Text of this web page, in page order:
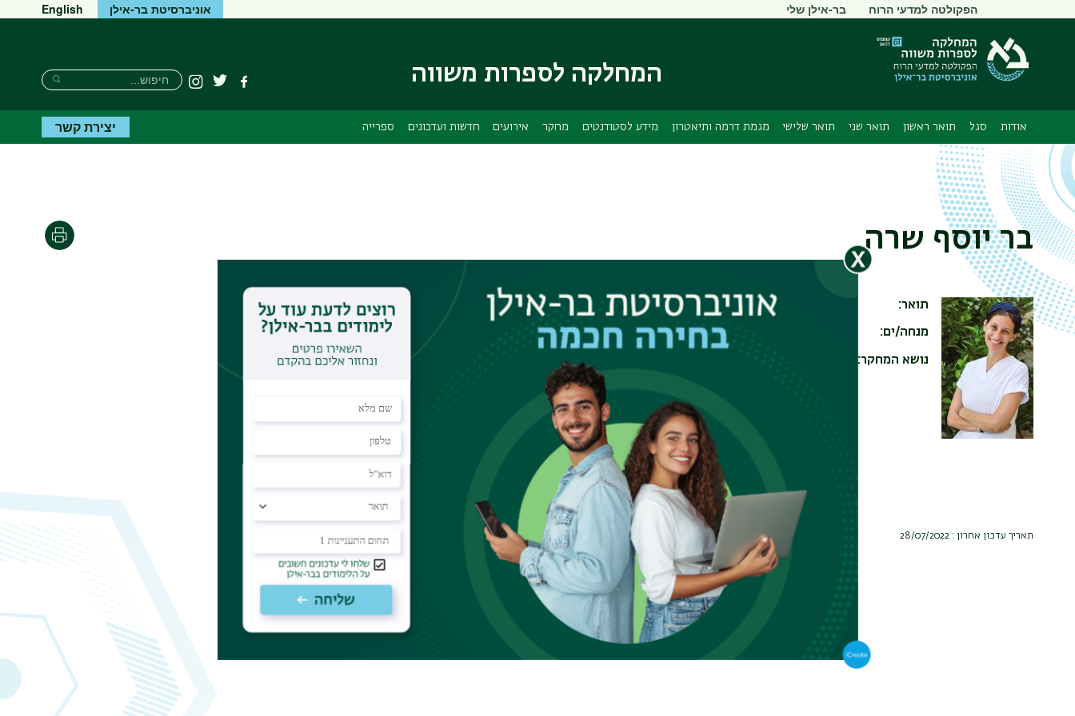
ראשי
תפריט
משני
הפקולטה למדעי הרוח בר-אילן שלי אוניברסיטת בר-אילן English
המחלקה לספרות משווה פייסבוקטוויטרInstagram
חיפוש
חיפוש
חיפוש
אודות סגל תואר ראשון תואר שני תואר שלישי מגמת דרמה ותיאטרון מידע לסטודנטים מחקר אירועים חדשות ועדכונים ספרייה יצירת קשר
בר יוסף שרה הדפסה
תואר
מנחה/ים פרופ' רינה לפידוס
נושא המחקר
המחקר מציע קריאה פרשנית אינטרדיסציפלינרית ביומניה של אתי הילסום, שנכתבו באמסטרדם תחת
הכיבוש הנאצי. הקריאה מבקשת לבחון היבטים שונים של מרחב ותנועה ביומנים תוך התמקדות ברבדים שונים
של הטקסט. מושגי המרחב והתנועה בו יבחנו במישור הטקסטואלי ובמישור התוך נפשי של הכותבת תוך שימוש
בתאוריות מעולמות הספרות והפסיכואנליזה. בנוסף, המחקר יבקש לבחון את הזיקה בין המישורים, תוך
התייחסות למושגי טראומה ועדות.
תאריך עדכון אחרון : 28/07/2022